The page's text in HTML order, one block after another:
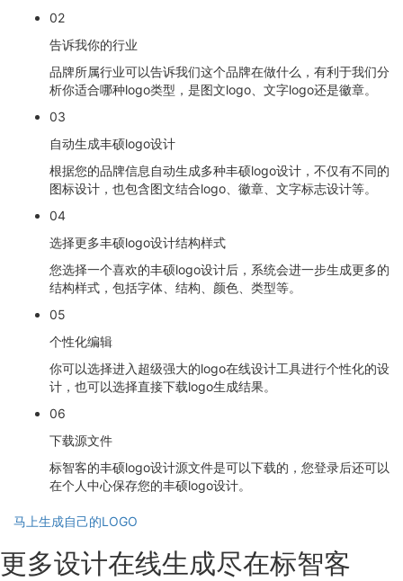
02
告诉我你的行业
品牌所属行业可以告诉我们这个品牌在做什么，有利于我们分
析你适合哪种logo类型，是图文logo、文字logo还是徽章。
03
自动生成丰硕logo设计
根据您的品牌信息自动生成多种丰硕logo设计，不仅有不同的
图标设计，也包含图文结合logo、徽章、文字标志设计等。
04
选择更多丰硕logo设计结构样式
您选择一个喜欢的丰硕logo设计后，系统会进一步生成更多的
结构样式，包括字体、结构、颜色、类型等。
05
个性化编辑
你可以选择进入超级强大的logo在线设计工具进行个性化的设
计，也可以选择直接下载logo生成结果。
06
下载源文件
标智客的丰硕logo设计源文件是可以下载的，您登录后还可以
在个人中心保存您的丰硕logo设计。
马上生成自己的LOGO
更多设计在线生成尽在标智客